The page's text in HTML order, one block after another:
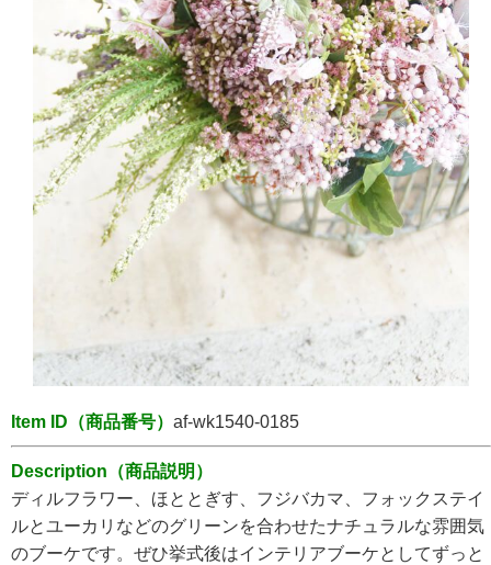
Item ID（商品番号） af-wk1540-0185
Description（商品説明）
ディルフラワー、ほととぎす、フジバカマ、フォックステイ
ルとユーカリなどのグリーンを合わせたナチュラルな雰囲気
のブーケです。ぜひ挙式後はインテリアブーケとしてずっと